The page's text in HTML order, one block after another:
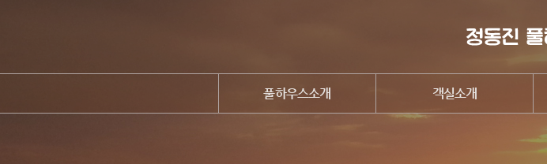
풀하우스소개 객실소개